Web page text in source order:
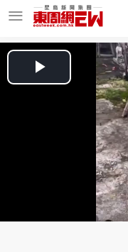
明星名人
東周Ladies
東周食玩通
Play